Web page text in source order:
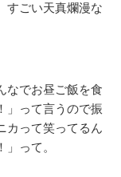
すごい天真爛漫な
なでお昼ご飯を食
」って言うので振
カって笑ってるん
って。